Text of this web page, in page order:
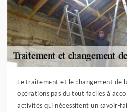
Le traitement et le changement de
opérations pas du tout faciles à
activités qui nécessitent un savoir-